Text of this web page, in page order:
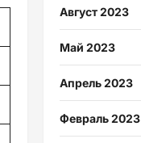
Август 2023
Май 2023
Апрель 2023
Февраль 2023